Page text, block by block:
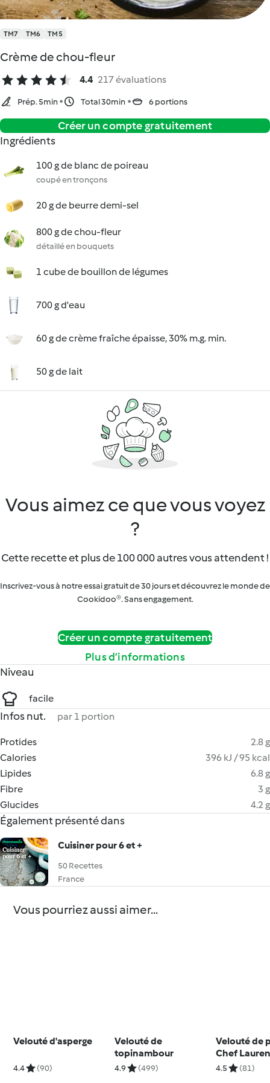
TM7 TM6 TM5
Crème de chou-fleur
4.4 217 évaluations
Prép. 5min Total 30min 6 portions
Créer un compte gratuitement
Ingrédients
100 g de blanc de poireau
coupé en tronçons
20 g de beurre demi-sel
800 g de chou-fleur
détaillé en bouquets
1 cube de bouillon de légumes
700 g d'eau
60 g de crème fraîche épaisse, 30% m.g. min.
50 g de lait
Vous aimez ce que vous voyez
?
Cette recette et plus de 100 000 autres vous attendent !
Inscrivez-vous à notre essai gratuit de 30 jours et découvrez le monde de
Cookidoo®. Sans engagement.
Créer un compte gratuitement
Plus d’informations
Niveau
facile
Infos nut. par 1 portion
Protides
2.8 g
Calories
396 kJ / 95 kcal
Lipides
6.8 g
Fibre
3 g
Glucides
4.2 g
Également présenté dans
Cuisiner pour 6 et +
50 Recettes
France
Vous pourriez aussi aimer...
Velouté d'asperge
4.4 (90)
Velouté de
topinambour
4.9 (499)
Velouté de
Chef
CLEMENT
4.5 (81)